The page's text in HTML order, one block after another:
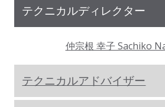
テクニカルディレクター
仲宗根 幸子 Sachiko
テクニカルアドバイザー